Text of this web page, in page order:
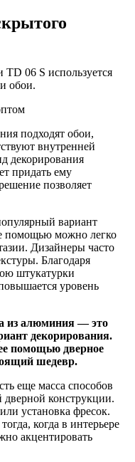
TD 06 S используется
обои.
подходят обои,
внутренней
декорирования
придать ему
позволяет
вариант
помощью можно легко
Дизайнеры часто
Благодаря
штукатурки
уровень
из алюминия — это
декорирования.
помощью дверное
шедевр.
еще масса способов
конструкции.
установка фресок.
когда в интерьере
акцентировать